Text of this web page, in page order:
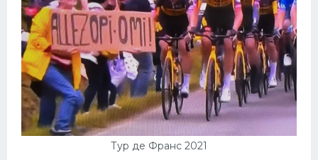
Тур де Франс 2021